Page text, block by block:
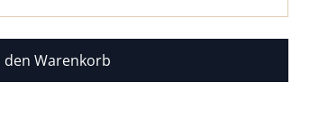
den Warenkorb